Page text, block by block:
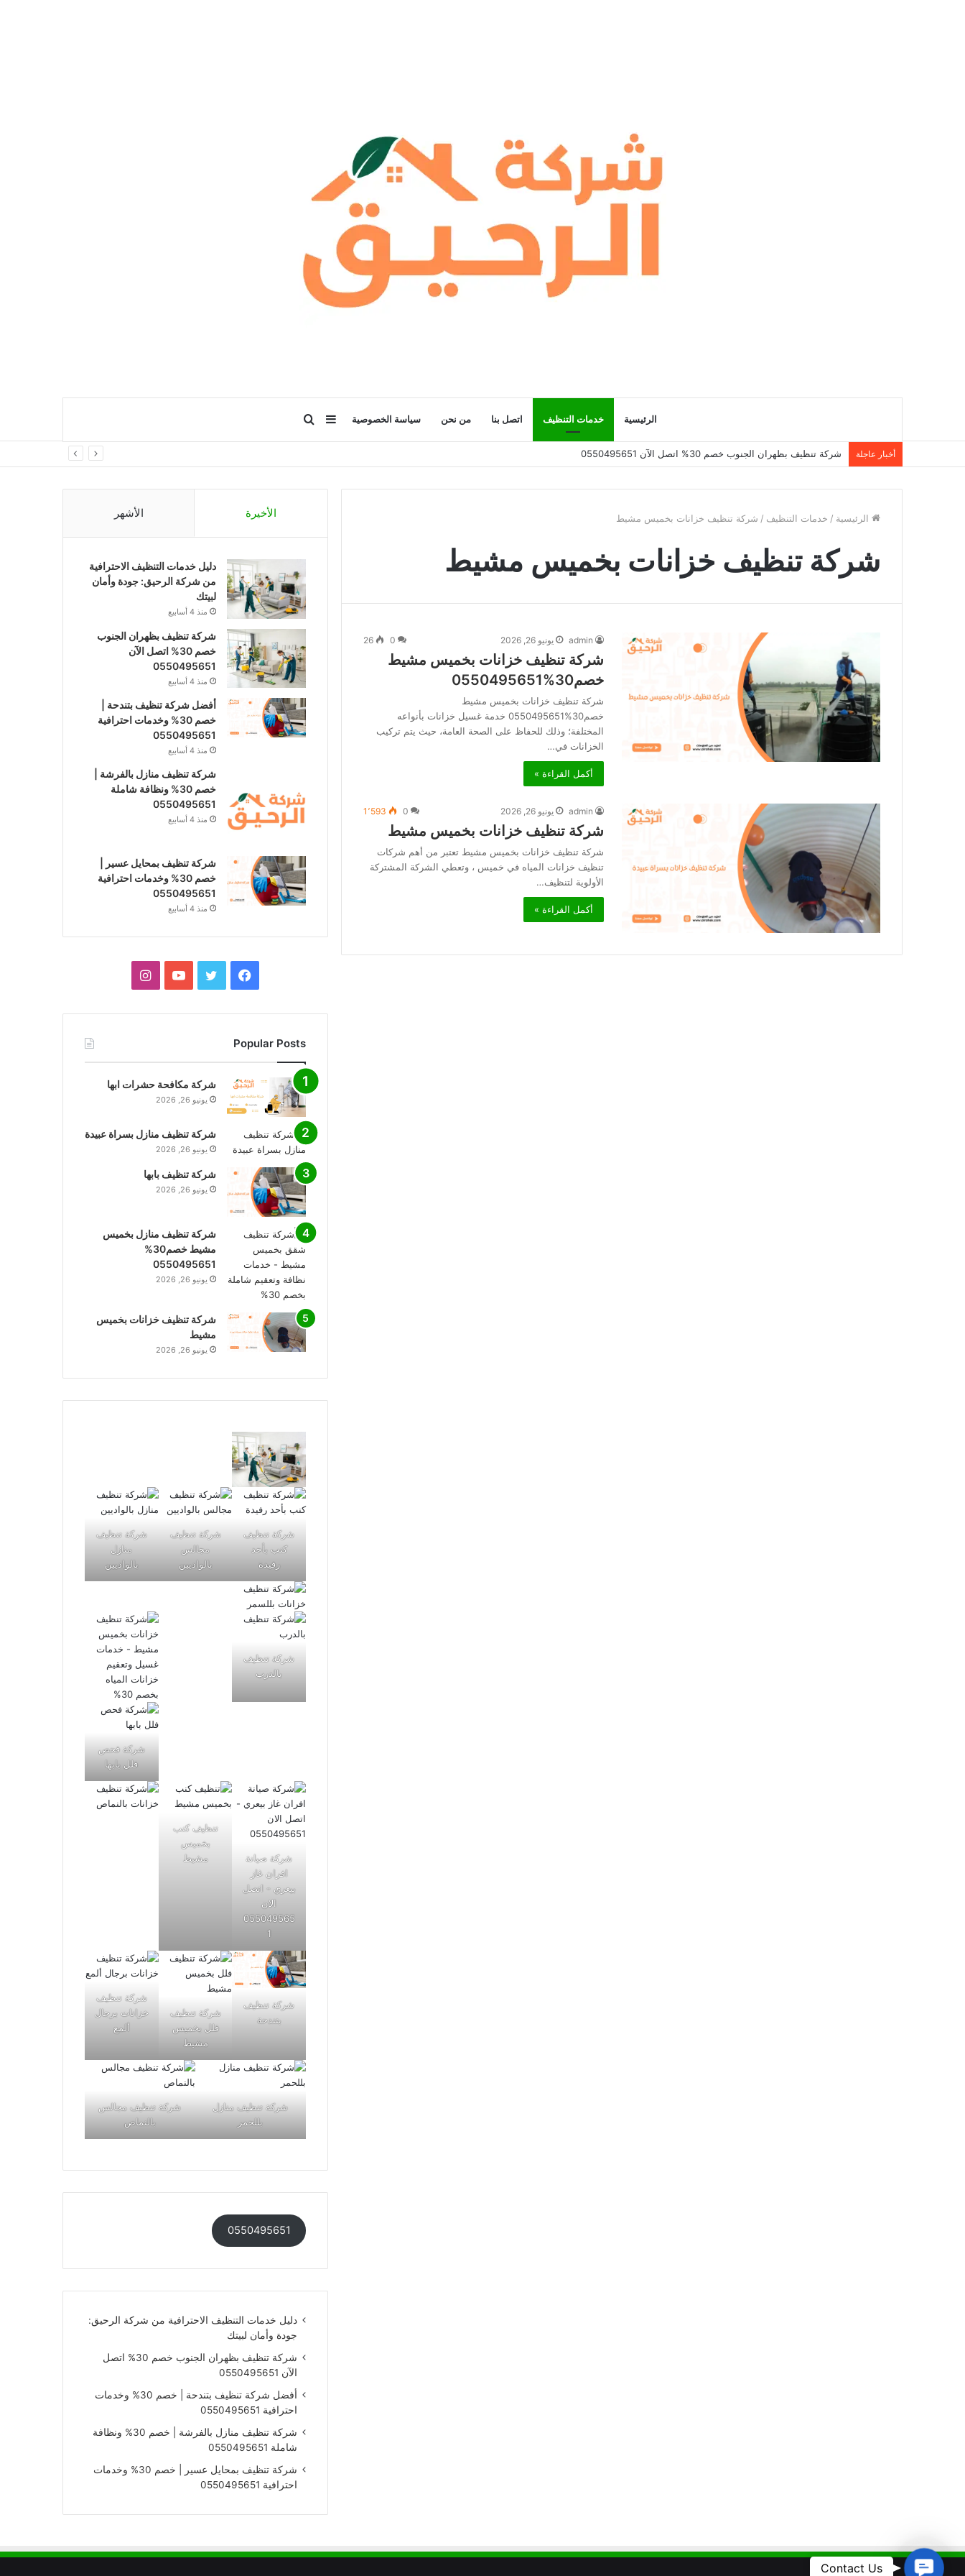
الرئيسية خدمات التنظيف اتصل بنا من نحن سياسة الخصوصية بحثإضافة
أخبار عاجلة شركة تنظيف بظهران الجنوب خصم 30% اتصل الآن 0550495651
الرئيسية / خدمات التنظيف / شركة تنظيف خزانات بخميس مشيط
شركة تنظيف خزانات بخميس مشيط
admin يونيو 26, 2026 0
26
شركة تنظيف خزانات بخميس مشيط
خصم30%0550495651
شركة تنظيف خزانات بخميس مشيط
خصم30%0550495651 خدمة غسيل خزانات بأنواعه
المختلفة؛ وذلك للحفاظ على الصحة العامة، حيث يتم تركيب
الخزانات في…
أكمل القراءة »
admin يونيو 26, 2026 0 1٬593
شركة تنظيف خزانات بخميس مشيط
شركة تنظيف خزانات بخميس مشيط تعتبر من أهم شركات
تنظيف خزانات المياه في خميس ، وتعطي الشركة المشتركة
الأولوية لتنظيف…
أكمل القراءة »
الأخيرة الأشهر
دليل خدمات التنظيف الاحترافية
من شركة الرحيق: جودة وأمان
لبيتك
منذ 4 أسابيع
شركة تنظيف بظهران الجنوب
خصم 30% اتصل الآن
0550495651
منذ 4 أسابيع
أفضل شركة تنظيف بتندحة |
خصم 30% وخدمات احترافية
0550495651
منذ 4 أسابيع
شركة تنظيف منازل بالفرشة |
خصم 30% ونظافة شاملة
0550495651
منذ 4 أسابيع
شركة تنظيف بمحايل عسير |
خصم 30% وخدمات احترافية
0550495651
منذ 4 أسابيع
فيسبوكتويتر يوتيوبانستقرام
Popular Posts
شركة مكافحة حشرات ابها
يونيو 26, 2026
شركة تنظيف منازل بسراة عبيدة
يونيو 26, 2026
شركة تنظيف بابها
يونيو 26, 2026
شركة تنظيف منازل بخميس
مشيط خصم30%
0550495651
يونيو 26, 2026
شركة تنظيف خزانات بخميس
مشيط
يونيو 26, 2026
شركة تنظيف
كنب بأحد
رفيدة
شركة تنظيف
مجالس
بالواديين
شركة تنظيف
منازل
بالواديين
شركة تنظيف
بالدرب
شركة فحص
فلل بابها
شركة صيانة
افران غاز
بيعري - اتصل
الان
055049565
1
تنظيف كنب
بخميس
مشيط
شركة تنظيف
بتندحة
شركة تنظيف
فلل بخميس
مشيط
شركة تنظيف
خزانات برجال
ألمع
شركة تنظيف منازل
بللحمر
شركة تنظيف مجالس
بالنماص
0550495651
دليل خدمات التنظيف الاحترافية من شركة الرحيق:
جودة وأمان لبيتك
شركة تنظيف بظهران الجنوب خصم 30% اتصل
الآن 0550495651
أفضل شركة تنظيف بتندحة | خصم 30% وخدمات
احترافية 0550495651
شركة تنظيف منازل بالفرشة | خصم 30% ونظافة
شاملة 0550495651
شركة تنظيف بمحايل عسير | خصم 30% وخدمات
احترافية 0550495651
Contact
Contact Us